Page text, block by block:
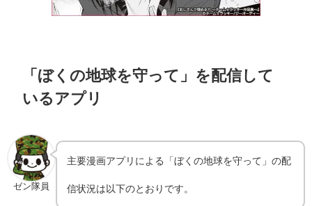
「ぼくの地球を守って」を配信して
いるアプリ
ゼン隊員
主要漫画アプリによる「ぼくの地球を守って」の配
信状況は以下のとおりです。